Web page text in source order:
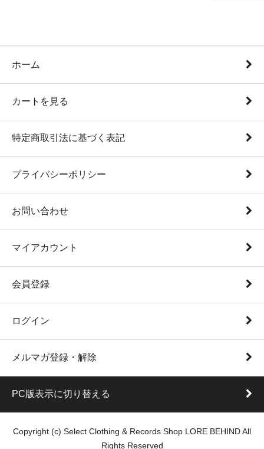
ホーム
カートを見る
特定商取引法に基づく表記
プライバシーポリシー
お問い合わせ
マイアカウント
会員登録
ログイン
メルマガ登録・解除
PC版表示に切り替える
Copyright (c) Select Clothing & Records Shop LORE BEHIND All
Rights Reserved